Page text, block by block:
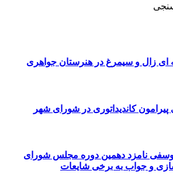
ای زال و سیمرغ در هنرستان جواهری
کاندیداتوری در شورای شهر
نامزد دهمین دوره مجلس شورای
و جواب به برخی شایعات